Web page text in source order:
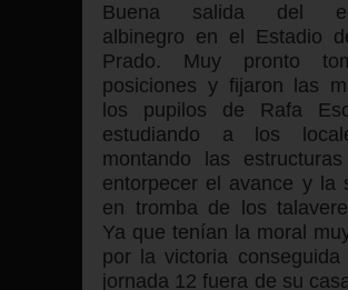
Buena salida del
albinegro en el Estadio
Prado. Muy pronto
posiciones y fijaron las
los pupilos de Rafa
estudiando a los
montando las
entorpecer el avance y la
en tromba de los
Ya que tenían la moral
por la victoria
jornada 12 fuera de su